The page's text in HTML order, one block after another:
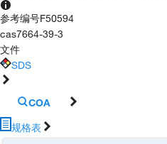
参考编号F50594
cas7664-39-3
文件
SDS
COA
规格表